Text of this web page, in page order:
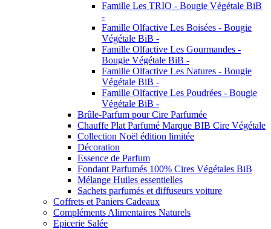
Famille Les TRIO - Bougie Végétale BiB
-
Famille Olfactive Les Boisées - Bougie
Végétale BiB -
Famille Olfactive Les Gourmandes -
Bougie Végétale BiB -
Famille Olfactive Les Natures - Bougie
Végétale BiB -
Famille Olfactive Les Poudrées - Bougie
Végétale BiB -
Brûle-Parfum pour Cire Parfumée
Chauffe Plat Parfumé Marque BIB Cire Végétale
Collection Noël édition limitée
Décoration
Essence de Parfum
Fondant Parfumés 100% Cires Végétales BiB
Mélange Huiles essentielles
Sachets parfumés et diffuseurs voiture
Coffrets et Paniers Cadeaux
Compléments Alimentaires Naturels
Epicerie Salée